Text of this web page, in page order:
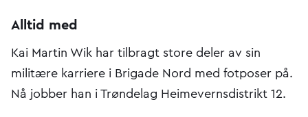
Alltid med
Kai Martin Wik har tilbragt store deler av sin
militære karriere i Brigade Nord med fotposer på.
Nå jobber han i Trøndelag Heimevernsdistrikt 12.